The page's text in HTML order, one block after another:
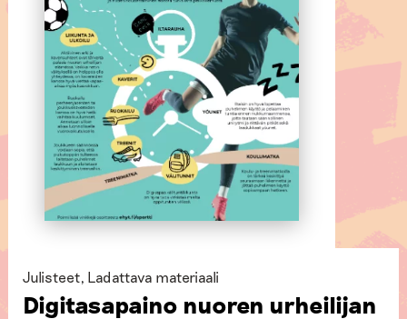
Julisteet, Ladattava materiaali
Digitasapaino nuoren urheilijan